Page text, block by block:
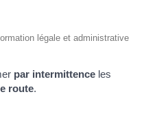
légale et administrative
par intermittence les
route.